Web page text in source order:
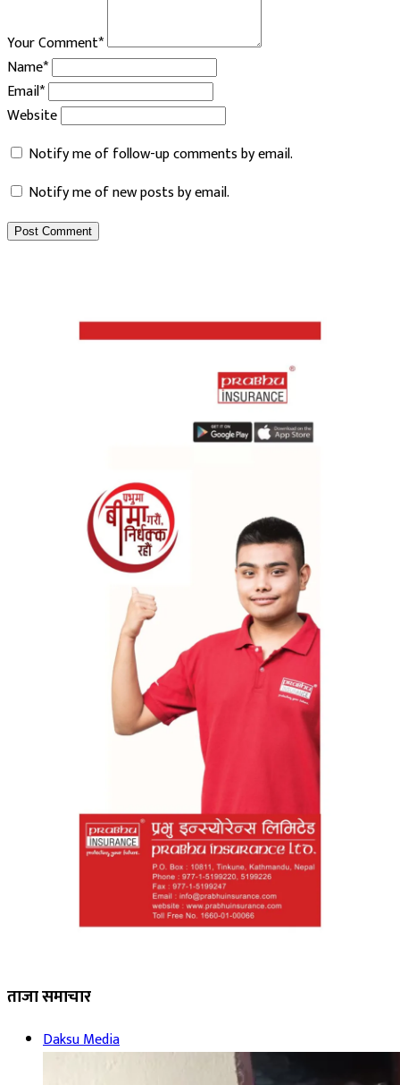
Your Comment*
Name*
Email*
Website
Notify me of follow-up comments by email.
Notify me of new posts by email.
ताजा समाचार
Daksu Media